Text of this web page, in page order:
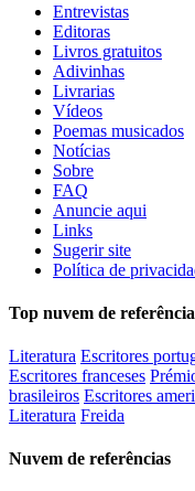
Entrevistas
Editoras
Livros gratuitos
Adivinhas
Livrarias
Vídeos
Poemas musicados
Notícias
Sobre
FAQ
Anuncie aqui
Links
Sugerir site
Política de
Top nuvem de
Literatura Escritores
Escritores franceses
brasileiros Escritores
Literatura Freida
Nuvem de referências